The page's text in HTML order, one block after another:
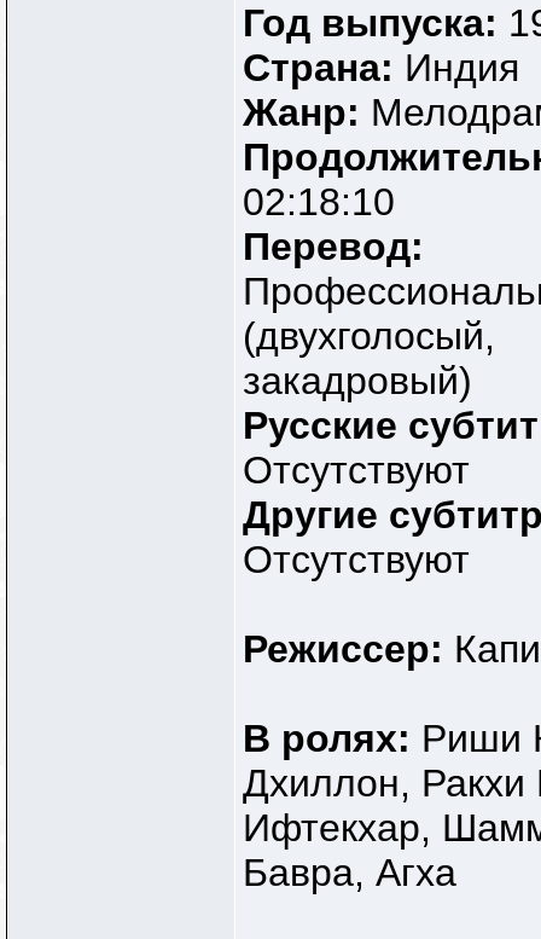
Год выпуска:
Страна: Индия
Жанр:
02:18:10
Перевод:
(двухголосый,
закадровый)
Русские
Отсутствуют
Другие
Отсутствуют
Режиссер:
В ролях: Риши
Дхиллон,
Ифтекхар,
Бавра, Агха